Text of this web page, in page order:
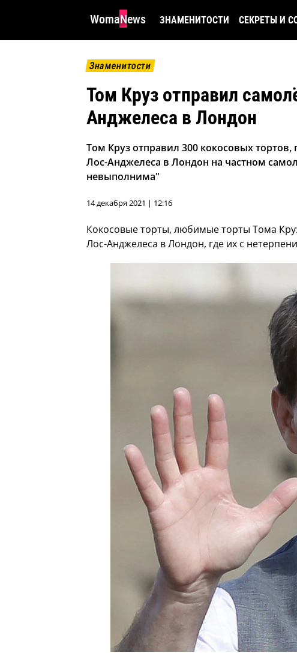
WomaNews ЗНАМЕНИТОСТИ СЕКРЕТЫ И
Знаменитости
Том Круз отправил
Анджелеса в Лондон
Том Круз отправил 300 кокосовых
Лос-Анджелеса в Лондон на частном
невыполнима"
14 декабря 2021 | 12:16
Кокосовые торты, любимые торты Тома
Лос-Анджелеса в Лондон, где их с